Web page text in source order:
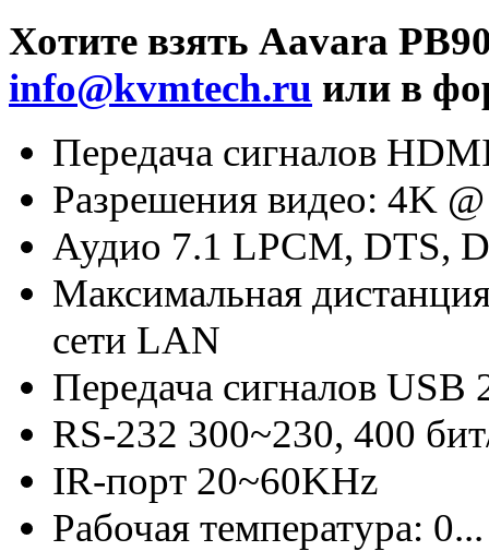
Хотите взять Aavara
info@kvmtech.ru или в
Передача сигналов
Разрешения видео: 4K
Аудио 7.1 LPCM, DTS,
Максимальная
сети LAN
Передача сигналов USB
RS-232 300~230, 400
IR-порт 20~60KHz
Рабочая температура: